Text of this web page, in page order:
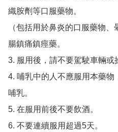
織胺劑等口服藥物。
（包括用於鼻炎的口服藥物
腸鎮痛鎮痙藥。
3. 服用後，請不要駕駛車輛或
4. 哺乳中的人不應服用本藥
哺乳。
5. 在服用前後不要飲酒。
6. 不要連續服用超過5天。